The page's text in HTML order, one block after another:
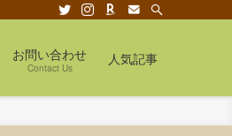
お問い合わせ
Contact Us
人気記事